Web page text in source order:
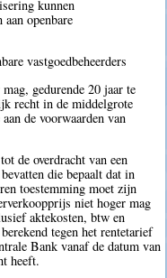
kunnen
openbare
vastgoedbeheerders
gedurende 20 jaar te
recht in de middelgrote
de voorwaarden van
de overdracht van een
die bepaalt dat in
toestemming moet zijn
niet hoger mag
aktekosten, btw en
tegen het rentetarief
Bank vanaf de datum van
heeft.